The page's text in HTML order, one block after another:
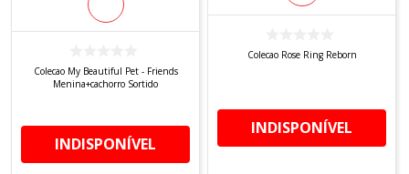
Colecao My Beautiful Pet - Friends
Menina+cachorro Sortido
INDISPONÍVEL
Colecao Rose Ring Reborn
INDISPONÍVEL
tricoline digital
10º toalha mesa